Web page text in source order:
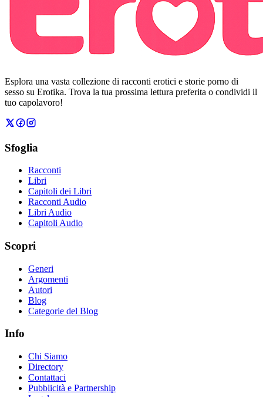
Esplora una vasta collezione di racconti erotici e storie porno di
sesso su Erotika. Trova la tua prossima lettura preferita o condividi il
tuo capolavoro!
Sfoglia
Racconti
Libri
Capitoli dei Libri
Racconti Audio
Libri Audio
Capitoli Audio
Scopri
Generi
Argomenti
Autori
Blog
Categorie del Blog
Info
Chi Siamo
Directory
Contattaci
Pubblicità e Partnership